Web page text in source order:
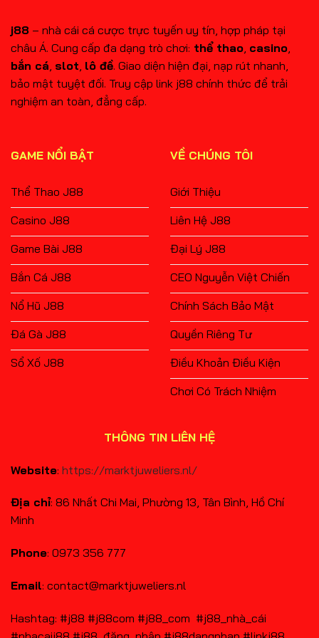
j88 – nhà cái cá cược trực tuyến uy tín, hợp pháp tại
châu Á. Cung cấp đa dạng trò chơi: thể thao, casino,
bắn cá, slot, lô đề. Giao diện hiện đại, nạp rút nhanh,
bảo mật tuyệt đối. Truy cập link j88 chính thức để trải
nghiệm an toàn, đẳng cấp.
GAME NỔI BẬT
Thể Thao J88
Casino J88
Game Bài J88
Bắn Cá J88
Nổ Hũ J88
Đá Gà J88
Sổ Xố J88
VỀ CHÚNG TÔI
Giới Thiệu
Liên Hệ J88
Đại Lý J88
CEO Nguyễn Việt Chiến
Chính Sách Bảo Mật
Quyền Riêng Tư
Điều Khoản Điều Kiện
Chơi Có Trách Nhiệm
THÔNG TIN LIÊN HỆ
Website: https://marktjuweliers.nl/
Địa chỉ: 86 Nhất Chi Mai, Phường 13, Tân Bình, Hồ Chí
Minh
Phone: 0973 356 777
Email: contact@marktjuweliers.nl
Hashtag: #j88 #j88com #j88_com #j88_nhà_cái